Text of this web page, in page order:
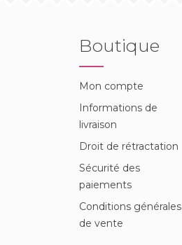
Boutique
Mon compte
Informations de
livraison
Droit de rétractation
Sécurité des
paiements
Conditions générales
de vente